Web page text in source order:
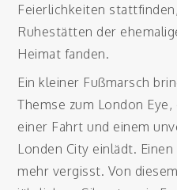
Feierlichkeiten
Ruhestätten der
Heimat fanden.
Ein kleiner Fußmarsch
Themse zum London Eye,
einer Fahrt und einem
Londen City einlädt.
mehr vergisst. Von